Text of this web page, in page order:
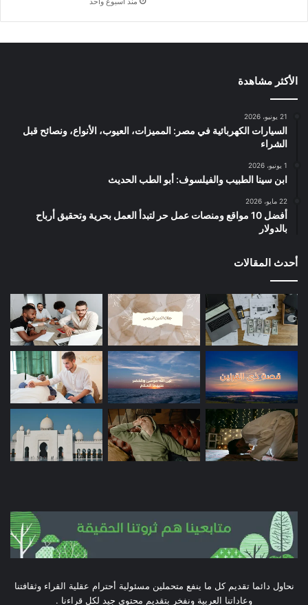
الأكثر مشاهدة
21 يونيو، 2026
السيارات الكهربائية في مصر: المميزات، العيوب، الأنواع، ونصائح قبل
الشراء
1 يونيو، 2026
ابن سينا الطبيب والفيلسوف: أبو الطب الحديث
22 مايو، 2026
أفضل 10 مواقع ومنصات عمل حر لتبدأ العمل بحرية وتحقيق أرباح
بالدولار
أحدث المقالات
نحاول دائما تقديم كل ما ينفع متحملين مسئولية أحترام عقلية القراء وثقافتنا
وعاداتنا العربية ونفخر بتقديم محتوى جيد لكل قراءنا .